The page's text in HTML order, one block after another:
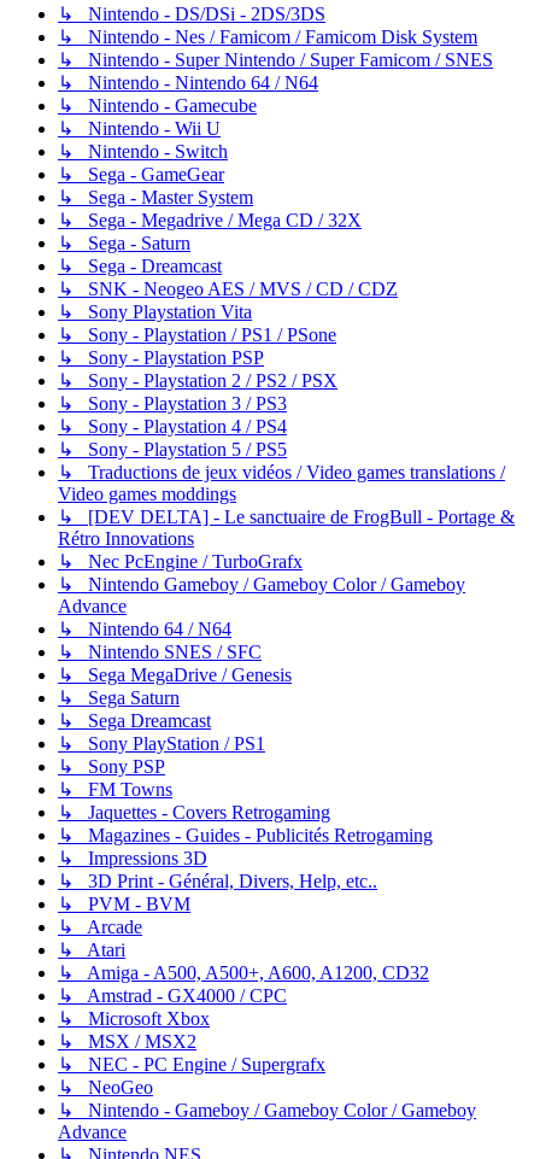
↳ Nintendo - DS/DSi - 2DS/3DS
↳ Nintendo - Nes / Famicom / Famicom Disk System
↳ Nintendo - Super Nintendo / Super Famicom / SNES
↳ Nintendo - Nintendo 64 / N64
↳ Nintendo - Gamecube
↳ Nintendo - Wii U
↳ Nintendo - Switch
↳ Sega - GameGear
↳ Sega - Master System
↳ Sega - Megadrive / Mega CD / 32X
↳ Sega - Saturn
↳ Sega - Dreamcast
↳ SNK - Neogeo AES / MVS / CD / CDZ
↳ Sony Playstation Vita
↳ Sony - Playstation / PS1 / PSone
↳ Sony - Playstation PSP
↳ Sony - Playstation 2 / PS2 / PSX
↳ Sony - Playstation 3 / PS3
↳ Sony - Playstation 4 / PS4
↳ Sony - Playstation 5 / PS5
↳ Traductions de jeux vidéos / Video games translations /
Video games moddings
↳ [DEV DELTA] - Le sanctuaire de FrogBull - Portage &
Rétro Innovations
↳ Nec PcEngine / TurboGrafx
↳ Nintendo Gameboy / Gameboy Color / Gameboy
Advance
↳ Nintendo 64 / N64
↳ Nintendo SNES / SFC
↳ Sega MegaDrive / Genesis
↳ Sega Saturn
↳ Sega Dreamcast
↳ Sony PlayStation / PS1
↳ Sony PSP
↳ FM Towns
↳ Jaquettes - Covers Retrogaming
↳ Magazines - Guides - Publicités Retrogaming
↳ Impressions 3D
↳ 3D Print - Général, Divers, Help, etc..
↳ PVM - BVM
↳ Arcade
↳ Atari
↳ Amiga - A500, A500+, A600, A1200, CD32
↳ Amstrad - GX4000 / CPC
↳ Microsoft Xbox
↳ MSX / MSX2
↳ NEC - PC Engine / Supergrafx
↳ NeoGeo
↳ Nintendo - Gameboy / Gameboy Color / Gameboy
Advance